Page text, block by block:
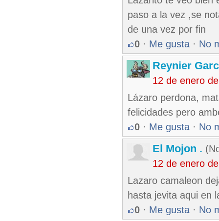
paso a la vez ,se
de una vez por fin
0 · Me gusta · No
Reynier
12 de enero
Lázaro perdona,
felicidades pero
0 · Me gusta · No
El Mojon .
12 de enero
Lazaro camaleon
hasta jevita aqui en
0 · Me gusta · No